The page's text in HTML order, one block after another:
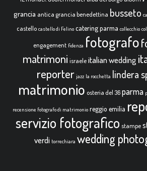
grancia antica grancia benedettina busseto
castello castello di Felino catering parma collecchio
engagement fidenza fotografo
matrimoni israele italian wedding
reporter jazz la rocchetta lindera
matrimonio osteria del 36parma
recensione fotografo di matrimonio reggio emilia
servizio fotografico stampe
verdi torrechiara wedding